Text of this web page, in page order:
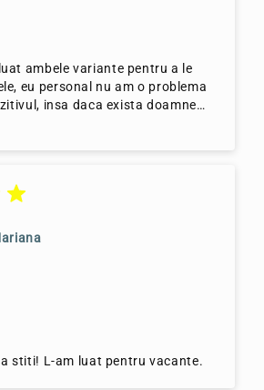
ambele variante pentru a le
eu personal nu am o problema
insa daca exista doamne
bine ca exista si varianta de
stiti! L-am luat pentru vacante.